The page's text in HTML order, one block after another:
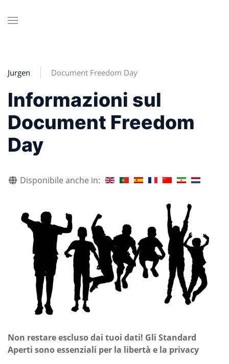
Jurgen Document Freedom Day
Informazioni sul
Document Freedom
Day
Disponibile anche in:
Non restare escluso dai tuoi dati! Gli Standard
Aperti sono essenziali per la libertà e la privacy